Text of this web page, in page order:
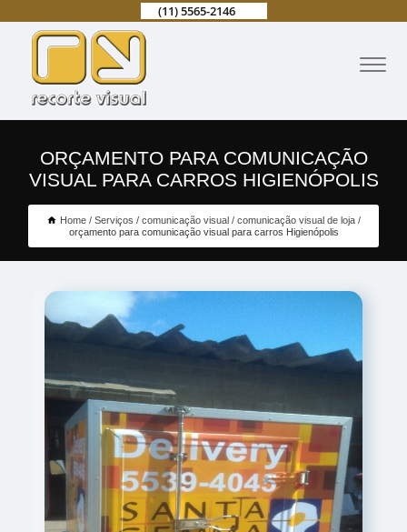
(11) 5565-2146
ORÇAMENTO PARA COMUNICAÇÃO
VISUAL PARA CARROS HIGIENÓPOLIS
Home Serviços comunicação visual
comunicação visual de loja
orçamento para comunicação visual para carros Higienópolis